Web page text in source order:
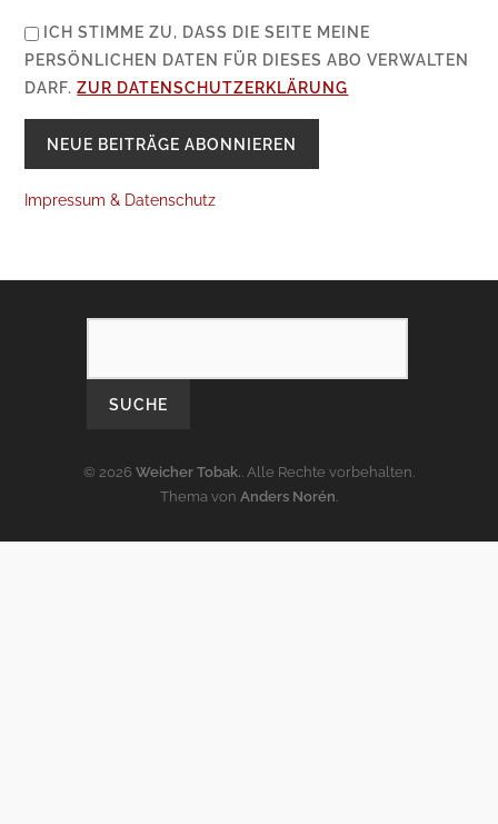
ICH STIMME ZU, DASS DIE SEITE MEINE
PERSÖNLICHEN DATEN FÜR DIESES ABO VERWALTEN
DARF.ZUR DATENSCHUTZERKLÄRUNG
Impressum & Datenschutz
SEARCH
© 2026 Weicher Tobak. . Alle Rechte vorbehalten.
Thema von Anders Norén